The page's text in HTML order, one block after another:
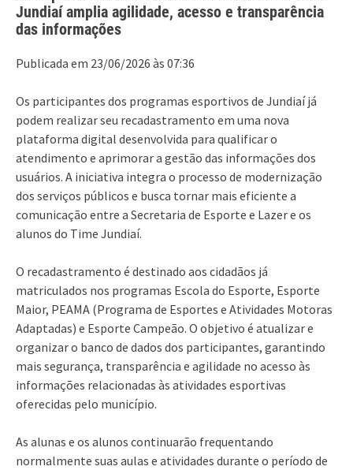
Jundiaí amplia agilidade, acesso e transparência
das informações
Publicada em 23/06/2026 às 07:36
Os participantes dos programas esportivos de Jundiaí já
podem realizar seu recadastramento em uma nova
plataforma digital desenvolvida para qualificar o
atendimento e aprimorar a gestão das informações dos
usuários. A iniciativa integra o processo de modernização
dos serviços públicos e busca tornar mais eficiente a
comunicação entre a Secretaria de Esporte e Lazer e os
alunos do Time Jundiaí.
O recadastramento é destinado aos cidadãos já
matriculados nos programas Escola do Esporte, Esporte
Maior, PEAMA (Programa de Esportes e Atividades Motoras
Adaptadas) e Esporte Campeão. O objetivo é atualizar e
organizar o banco de dados dos participantes, garantindo
mais segurança, transparência e agilidade no acesso às
informações relacionadas às atividades esportivas
oferecidas pelo município.
As alunas e os alunos continuarão frequentando
normalmente suas aulas e atividades durante o período de